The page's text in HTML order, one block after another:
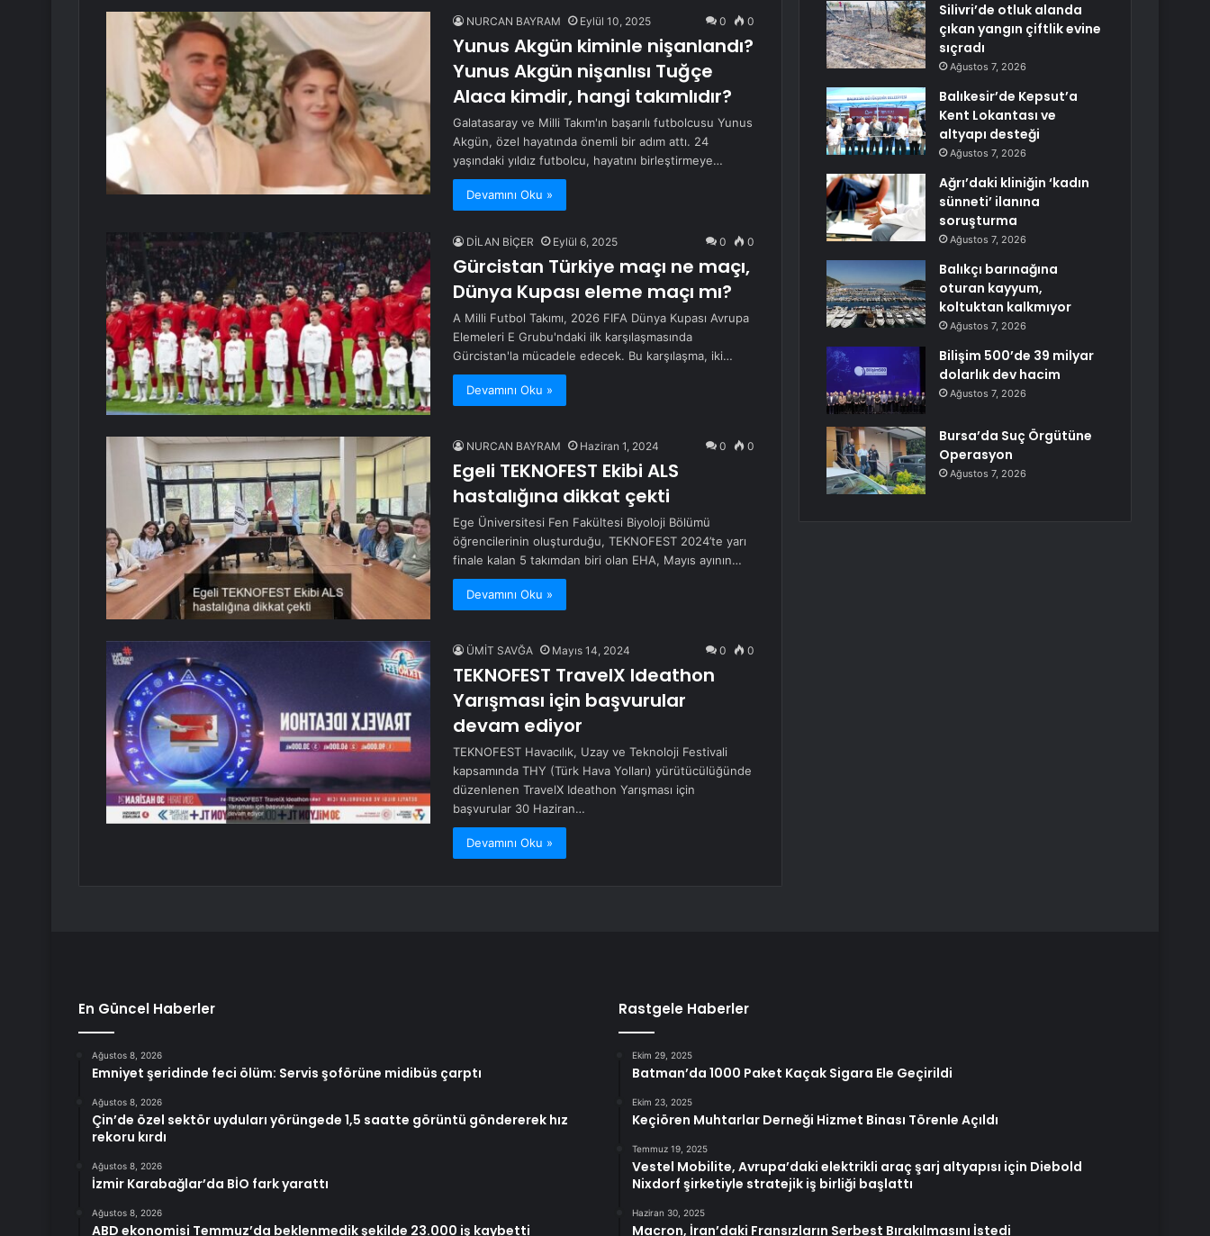
NURCAN BAYRAM Eylül 10, 2025 0 0
Yunus Akgün kiminle nişanlandı?
Yunus Akgün nişanlısı Tuğçe
Alaca kimdir, hangi takımlıdır?
Galatasaray ve Milli Takım'ın başarılı futbolcusu Yunus
Akgün, özel hayatında önemli bir adım attı. 24
yaşındaki yıldız futbolcu, hayatını birleştirmeye…
Devamını Oku »
DİLAN BİÇER Eylül 6, 2025 0 0
Gürcistan Türkiye maçı ne maçı,
Dünya Kupası eleme maçı mı?
A Milli Futbol Takımı, 2026 FIFA Dünya Kupası Avrupa
Elemeleri E Grubu'ndaki ilk karşılaşmasında
Gürcistan'la mücadele edecek. Bu karşılaşma, iki…
Devamını Oku »
NURCAN BAYRAM Haziran 1, 2024 0 0
Egeli TEKNOFEST Ekibi ALS
hastalığına dikkat çekti
Ege Üniversitesi Fen Fakültesi Biyoloji Bölümü
öğrencilerinin oluşturduğu, TEKNOFEST 2024’te yarı
finale kalan 5 takımdan biri olan EHA, Mayıs ayının…
Devamını Oku »
ÜMİT SAVĞA Mayıs 14, 2024 0 0
TEKNOFEST TravelX Ideathon
Yarışması için başvurular
devam ediyor
TEKNOFEST Havacılık, Uzay ve Teknoloji Festivali
kapsamında THY (Türk Hava Yolları) yürütücülüğünde
düzenlenen TravelX Ideathon Yarışması için
başvurular 30 Haziran…
Devamını Oku »
Silivri’de otluk alanda
çıkan yangın çiftlik evine
sıçradı
Ağustos 7, 2026
Balıkesir’de Kepsut’a
Kent Lokantası ve
altyapı desteği
Ağustos 7, 2026
Ağrı’daki kliniğin ‘kadın
sünneti’ ilanına
soruşturma
Ağustos 7, 2026
Balıkçı barınağına
oturan kayyum,
koltuktan kalkmıyor
Ağustos 7, 2026
Bilişim 500’de 39 milyar
dolarlık dev hacim
Ağustos 7, 2026
Bursa’da Suç Örgütüne
Operasyon
Ağustos 7, 2026
En Güncel Haberler
Ağustos 8, 2026
Emniyet şeridinde feci ölüm: Servis şoförüne midibüs çarptı
Ağustos 8, 2026
Çin’de özel sektör uyduları yörüngede 1,5 saatte görüntü göndererek hız
rekoru kırdı
Ağustos 8, 2026
İzmir Karabağlar’da BİO fark yarattı
Ağustos 8, 2026
ABD ekonomisi Temmuz’da beklenmedik şekilde 23.000 iş kaybetti
Rastgele Haberler
Ekim 29, 2025
Batman’da 1000 Paket Kaçak Sigara Ele Geçirildi
Ekim 23, 2025
Keçiören Muhtarlar Derneği Hizmet Binası Törenle Açıldı
Temmuz 19, 2025
Vestel Mobilite, Avrupa’daki elektrikli araç şarj altyapısı için Diebold
Nixdorf şirketiyle stratejik iş birliği başlattı
Haziran 30, 2025
Macron, İran’daki Fransızların Serbest Bırakılmasını İstedi